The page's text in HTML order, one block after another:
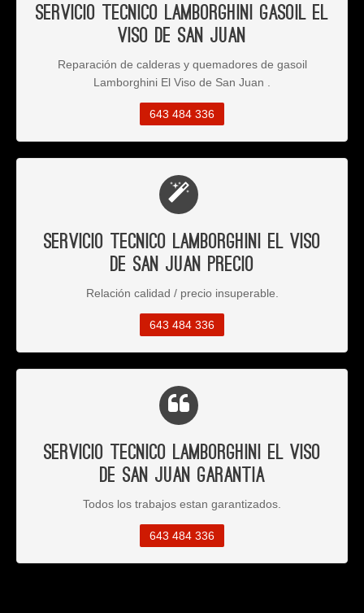
Servicio Tecnico Lamborghini Gasoil El
Viso de San Juan
Reparación de calderas y quemadores de gasoil
Lamborghini El Viso de San Juan .
643 484 336
Servicio Tecnico Lamborghini El Viso
de San Juan Precio
Relación calidad / precio insuperable.
643 484 336
Servicio Tecnico Lamborghini El Viso
de San Juan Garantia
Todos los trabajos estan garantizados.
643 484 336